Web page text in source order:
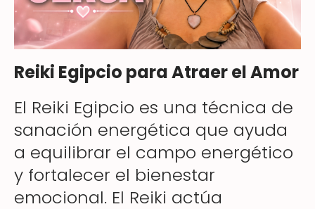
Reiki Egipcio para Atraer el Amor
El Reiki Egipcio es una técnica de
sanación energética que ayuda
a equilibrar el campo energético
y fortalecer el bienestar
emocional. El Reiki actúa